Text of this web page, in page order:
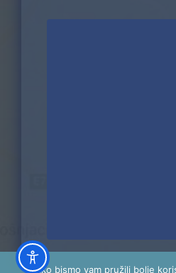
Kako bismo vam pružili bolje